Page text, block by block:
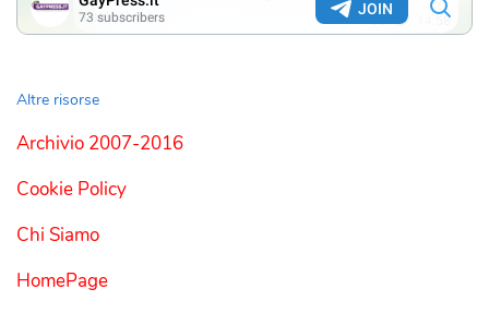
Altre risorse
Archivio 2007-2016
Cookie Policy
Chi Siamo
HomePage